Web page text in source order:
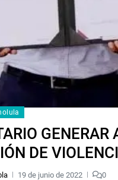
GENERAR
DE
19 de junio de 2022 0